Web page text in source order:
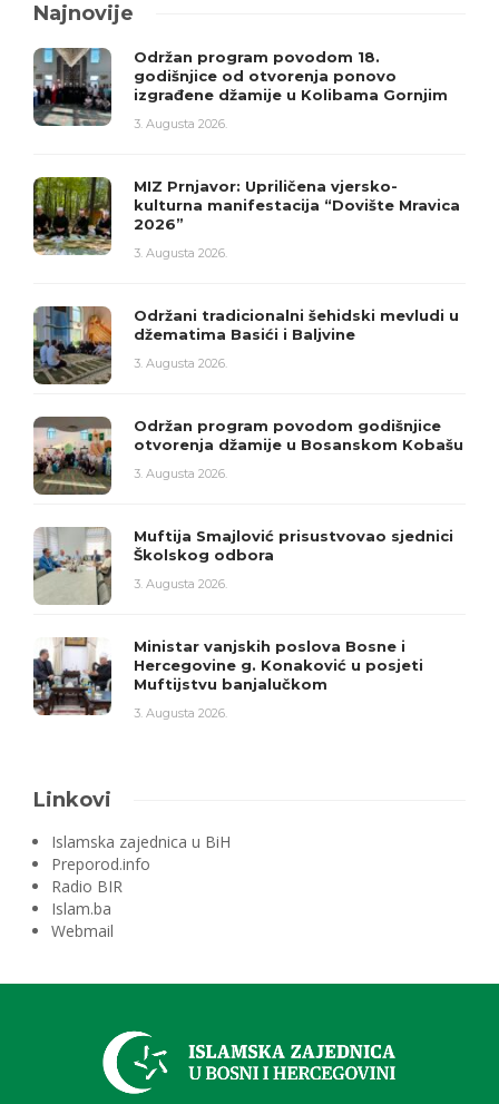
Najnovije
Održan program povodom 18.
godišnjice od otvorenja ponovo
izgrađene džamije u Kolibama Gornjim
3. Augusta 2026.
MIZ Prnjavor: Upriličena vjersko-
kulturna manifestacija “Dovište Mravica
2026”
3. Augusta 2026.
Održani tradicionalni šehidski mevludi u
džematima Basići i Baljvine
3. Augusta 2026.
Održan program povodom godišnjice
otvorenja džamije u Bosanskom Kobašu
3. Augusta 2026.
Muftija Smajlović prisustvovao sjednici
Školskog odbora
3. Augusta 2026.
Ministar vanjskih poslova Bosne i
Hercegovine g. Konaković u posjeti
Muftijstvu banjalučkom
3. Augusta 2026.
Linkovi
Islamska zajednica u BiH
Preporod.info
Radio BIR
Islam.ba
Webmail